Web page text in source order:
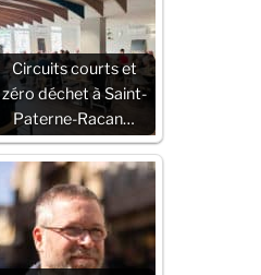
Circuits courts et
zéro déchet à Saint-
Paterne-Racan…